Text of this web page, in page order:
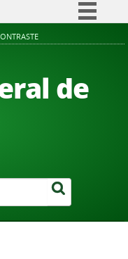
Simplifique!
Participe
à informação
de